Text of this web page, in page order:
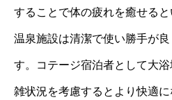
することで体の疲れを癒せると
温泉施設は清潔で使い勝手が
す。コテージ宿泊者として大
雑状況を考慮するとより快適に